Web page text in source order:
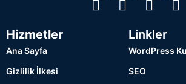
Hizmetler
Ana Sayfa
Gizlilik İlkesi
Linkler
WordPress
SEO